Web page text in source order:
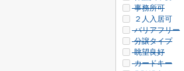
事務所可
２人入居可
バリアフリー
分譲タイプ
眺望良好
カードキー